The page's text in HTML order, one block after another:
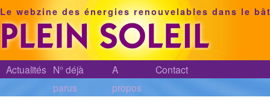
Le webzine des énergies renouvelables dans le
Actualités N° déjà
parus
A
propos
Contact